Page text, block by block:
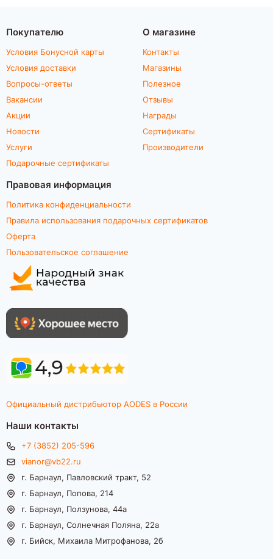
Покупателю
Условия Бонусной карты
Условия доставки
Вопросы-ответы
Вакансии
Акции
Новости
Услуги
Подарочные сертификаты
О магазине
Контакты
Магазины
Полезное
Отзывы
Награды
Сертификаты
Производители
Правовая информация
Политика конфиденциальности
Правила использования подарочных сертификатов
Оферта
Пользовательское соглашение
Официальный дистрибьютор AODES в России
Наши контакты
+7 (3852) 205-596
vianor@vb22.ru
г. Барнаул, Павловский тракт, 52
г. Барнаул, Попова, 214
г. Барнаул, Ползунова, 44а
г. Барнаул, Солнечная Поляна, 22а
г. Бийск, Михаила Митрофанова, 2б